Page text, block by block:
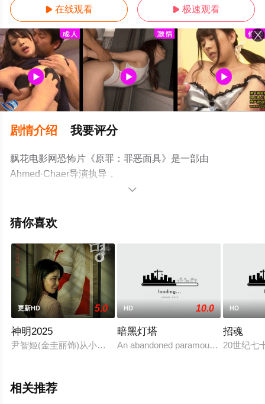
 在线观看  极速观看
剧情介绍 我要评分
飘花电影网恐怖片《原罪：罪恶面具》是一部由
Ahmed·Chaer导演执导，
Erkan·Sulcani,Linus·Gomolka,Antonia·Catharina·Düwel等
版电影大全就上飘花影院，更多相关信息可移步至豆瓣电

猜你喜欢
更新HD 5.0
神明2025
尹智姬(金圭丽饰)从小自焚开始痴迷于巫术。在认识到可以利用
HD 10.0
暗黑灯塔
An abandoned paramour tracks her
HD
招魂
20世纪七
相关推荐